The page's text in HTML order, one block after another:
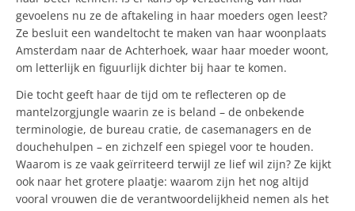
gevoelens nu ze de aftakeling in haar moeders ogen leest?
Ze besluit een wandeltocht te maken van haar woonplaats
Amsterdam naar de Achterhoek, waar haar moeder woont,
om letterlijk en figuurlijk dichter bij haar te komen.
Die tocht geeft haar de tijd om te reflecteren op de
mantelzorgjungle waarin ze is beland – de onbekende
terminologie, de bureau cratie, de casemanagers en de
douchehulpen – en zichzelf een spiegel voor te houden.
Waarom is ze vaak geïrriteerd terwijl ze lief wil zijn? Ze kijkt
ook naar het grotere plaatje: waarom zijn het nog altijd
vooral vrouwen die de verantwoordelijkheid nemen als het